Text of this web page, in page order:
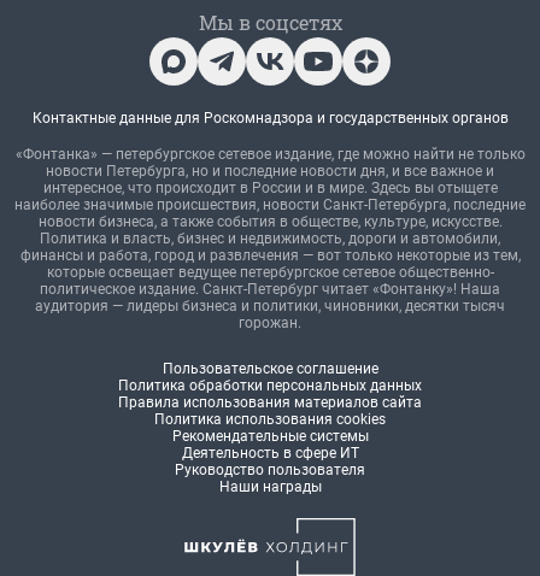
Мы в соцсетях
Контактные данные для Роскомнадзора и государственных органов
«Фонтанка» — петербургское сетевое издание, где можно найти не только
новости Петербурга, но и последние новости дня, и все важное и
интересное, что происходит в России и в мире. Здесь вы отыщете
наиболее значимые происшествия, новости Санкт-Петербурга, последние
новости бизнеса, а также события в обществе, культуре, искусстве.
Политика и власть, бизнес и недвижимость, дороги и автомобили,
финансы и работа, город и развлечения — вот только некоторые из тем,
которые освещает ведущее петербургское сетевое общественно-
политическое издание. Санкт-Петербург читает «Фонтанку»! Наша
аудитория — лидеры бизнеса и политики, чиновники, десятки тысяч
горожан.
Пользовательское соглашение
Политика обработки персональных данных
Правила использования материалов сайта
Политика использования cookies
Рекомендательные системы
Деятельность в сфере ИТ
Руководство пользователя
Наши награды